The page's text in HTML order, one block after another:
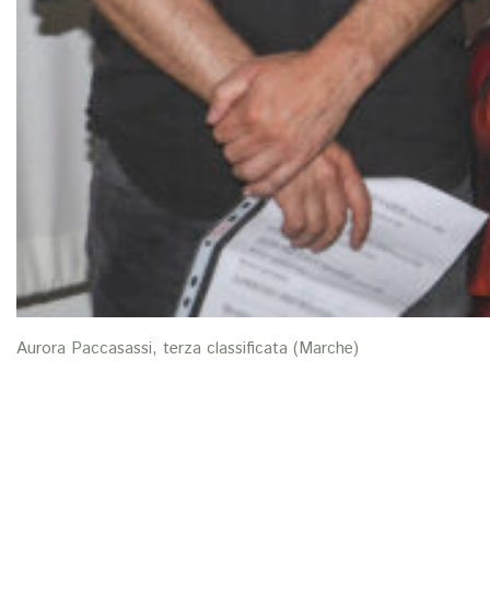
Aurora Paccasassi, terza classificata (Marche)